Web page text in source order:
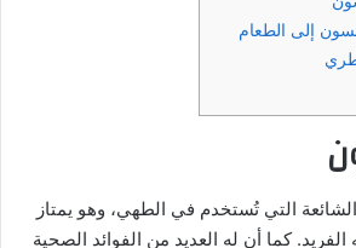
التي تُستخدم في الطهي، وهو يمتاز
كما أن له العديد من الفوائد الصحية